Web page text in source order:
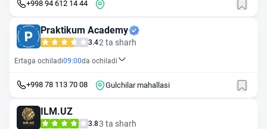
+998 94 612 14 44
Praktikum Academy
3.42 ta sharh
Ertaga ochiladi09:00da ochiladi
+998 78 113 70 08 Gulchilar mahallasi
ILM.UZ
3.83 ta sharh